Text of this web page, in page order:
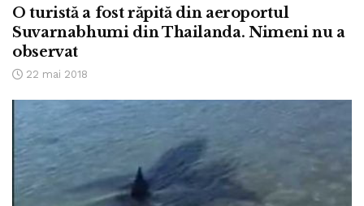
O turistă a fost răpită din aeroportul
Suvarnabhumi din Thailanda. Nimeni nu a
observat
22 mai 2018